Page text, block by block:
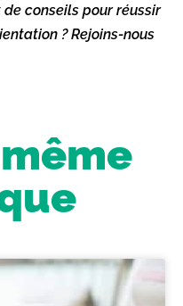
de conseils pour réussir
? Rejoins-nous